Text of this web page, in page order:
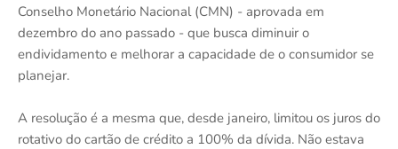
Conselho Monetário Nacional (CMN) - aprovada em
dezembro do ano passado - que busca diminuir o
endividamento e melhorar a capacidade de o consumidor se
planejar.
A resolução é a mesma que, desde janeiro, limitou os juros do
rotativo do cartão de crédito a 100% da dívida. Não estava